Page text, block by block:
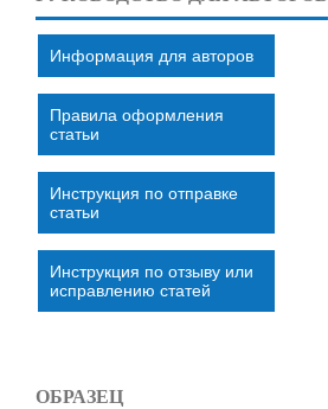
Информация для авторов
Правила оформления
статьи
Инструкция по отправке
статьи
Инструкция по отзыву или
исправлению статей
ОБРАЗЕЦ